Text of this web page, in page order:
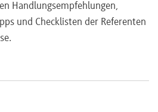
Handlungsempfehlungen,
und Checklisten der Referenten